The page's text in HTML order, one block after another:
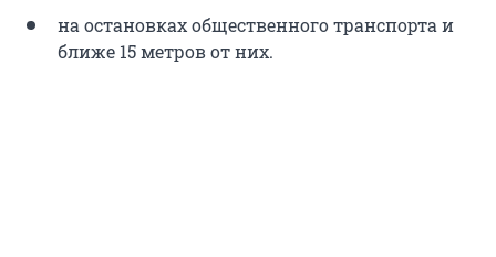
на остановках общественного транспорта и
ближе 15 метров от них.